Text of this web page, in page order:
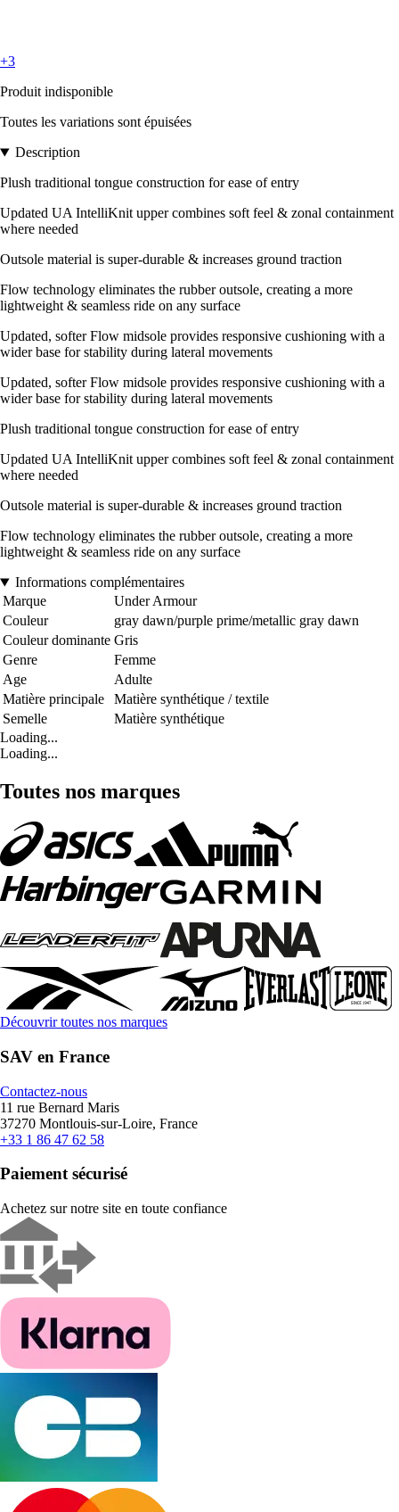
+3
Produit indisponible
Toutes les variations sont épuisées
Description
Plush traditional tongue construction for ease of entry
Updated UA IntelliKnit upper combines soft feel & zonal containment
where needed
Outsole material is super-durable & increases ground traction
Flow technology eliminates the rubber outsole, creating a more
lightweight & seamless ride on any surface
Updated, softer Flow midsole provides responsive cushioning with a
wider base for stability during lateral movements
Updated, softer Flow midsole provides responsive cushioning with a
wider base for stability during lateral movements
Plush traditional tongue construction for ease of entry
Updated UA IntelliKnit upper combines soft feel & zonal containment
where needed
Outsole material is super-durable & increases ground traction
Flow technology eliminates the rubber outsole, creating a more
lightweight & seamless ride on any surface
Informations complémentaires
Marque
Under Armour
Couleur
gray dawn/purple prime/metallic gray dawn
Couleur dominante Gris
Genre
Femme
Age
Adulte
Matière principale
Matière synthétique / textile
Semelle
Matière synthétique
Loading...
Loading...
Toutes nos marques
Découvrir toutes nos marques
SAV en France
Contactez-nous
11 rue Bernard Maris
37270 Montlouis-sur-Loire, France
+33 1 86 47 62 58
Paiement sécurisé
Achetez sur notre site en toute confiance